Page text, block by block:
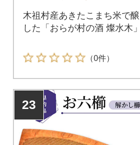
木祖村産あきたこまち米で醸
した「おらが村の酒 燦水木」
（0件）
23